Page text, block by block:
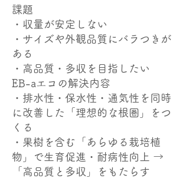
課題
・収量が安定しない
・サイズや外観品質にバラつきが
ある
・高品質・多収を目指したい
EB-aエコの解決内容
・排水性・保水性・通気性を同時
に改善した「理想的な根圏」をつ
くる
・果樹を含む「あらゆる栽培植
物」で生育促進・耐病性向上 →
「高品質と多収」をもたらす